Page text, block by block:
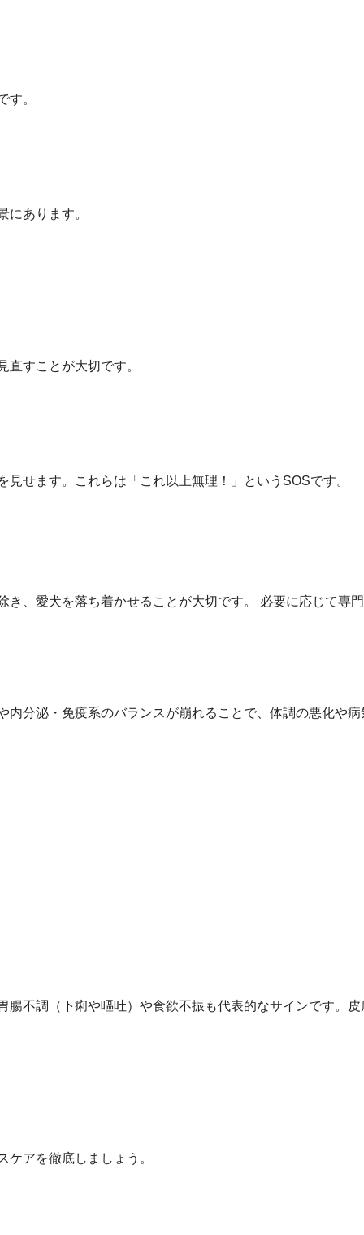
す。
あります。
すことが大切です。
せます。これらは「これ以上無理！」というSOSです。
、愛犬を落ち着かせることが大切です。 必要に応じて専
分泌・免疫系のバランスが崩れることで、体調の悪化や
不調（下痢や嘔吐）や食欲不振も代表的なサインです。
アを徹底しましょう。